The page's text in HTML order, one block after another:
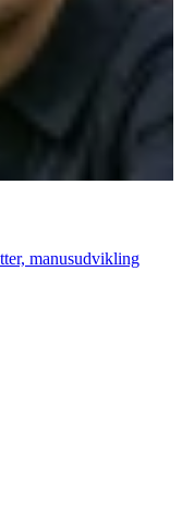
manusudvikling